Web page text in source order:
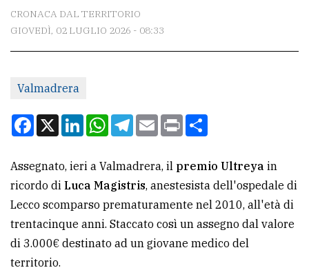
Scrivici
tua
pubblicità
CERCA
Cerca
per
comune
Ricerca
CRONACA DAL TERRITORIO
GIOVEDÌ, 02 LUGLIO 2026 - 08:33
Valmadrera
Facebook
X LinkedInWhatsApp
Telegram
EmailPrint
Assegnato, ieri a Valmadrera, il premio Ultreya in
ricordo di Luca Magistris, anestesista dell'ospedale di
Lecco scomparso prematuramente nel 2010, all'età di
trentacinque anni. Staccato così un assegno dal valore
di 3.000€ destinato ad un giovane medico del
territorio.